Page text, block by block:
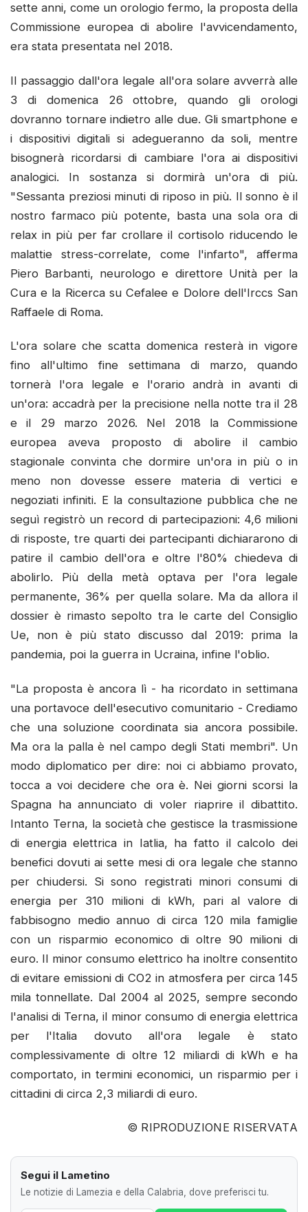
sette anni, come un orologio fermo, la proposta della
Commissione europea di abolire l'avvicendamento,
era stata presentata nel 2018.
Il passaggio dall'ora legale all'ora solare avverrà alle
3 di domenica 26 ottobre, quando gli orologi
dovranno tornare indietro alle due. Gli smartphone e
i dispositivi digitali si adegueranno da soli, mentre
bisognerà ricordarsi di cambiare l'ora ai dispositivi
analogici. In sostanza si dormirà un'ora di più.
"Sessanta preziosi minuti di riposo in più. Il sonno è il
nostro farmaco più potente, basta una sola ora di
relax in più per far crollare il cortisolo riducendo le
malattie stress-correlate, come l'infarto", afferma
Piero Barbanti, neurologo e direttore Unità per la
Cura e la Ricerca su Cefalee e Dolore dell'Irccs San
Raffaele di Roma.
L'ora solare che scatta domenica resterà in vigore
fino all'ultimo fine settimana di marzo, quando
tornerà l'ora legale e l'orario andrà in avanti di
un'ora: accadrà per la precisione nella notte tra il 28
e il 29 marzo 2026. Nel 2018 la Commissione
europea aveva proposto di abolire il cambio
stagionale convinta che dormire un'ora in più o in
meno non dovesse essere materia di vertici e
negoziati infiniti. E la consultazione pubblica che ne
seguì registrò un record di partecipazioni: 4,6 milioni
di risposte, tre quarti dei partecipanti dichiararono di
patire il cambio dell'ora e oltre l'80% chiedeva di
abolirlo. Più della metà optava per l'ora legale
permanente, 36% per quella solare. Ma da allora il
dossier è rimasto sepolto tra le carte del Consiglio
Ue, non è più stato discusso dal 2019: prima la
pandemia, poi la guerra in Ucraina, infine l'oblio.
"La proposta è ancora lì - ha ricordato in settimana
una portavoce dell'esecutivo comunitario - Crediamo
che una soluzione coordinata sia ancora possibile.
Ma ora la palla è nel campo degli Stati membri". Un
modo diplomatico per dire: noi ci abbiamo provato,
tocca a voi decidere che ora è. Nei giorni scorsi la
Spagna ha annunciato di voler riaprire il dibattito.
Intanto Terna, la società che gestisce la trasmissione
di energia elettrica in Iatlia, ha fatto il calcolo dei
benefici dovuti ai sette mesi di ora legale che stanno
per chiudersi. Si sono registrati minori consumi di
energia per 310 milioni di kWh, pari al valore di
fabbisogno medio annuo di circa 120 mila famiglie
con un risparmio economico di oltre 90 milioni di
euro. Il minor consumo elettrico ha inoltre consentito
di evitare emissioni di CO2 in atmosfera per circa 145
mila tonnellate. Dal 2004 al 2025, sempre secondo
l'analisi di Terna, il minor consumo di energia elettrica
per l'Italia dovuto all'ora legale è stato
complessivamente di oltre 12 miliardi di kWh e ha
comportato, in termini economici, un risparmio per i
cittadini di circa 2,3 miliardi di euro.
© RIPRODUZIONE RISERVATA
Segui il Lametino
Le notizie di Lamezia e della Calabria, dove preferisci tu.